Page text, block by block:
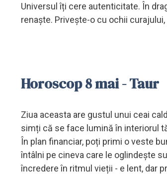
Universul îți cere autenticitate. În
renaște. Privește-o cu ochii
Horoscop 8 mai - Taur
Ziua aceasta are gustul unui ceai
simți că se face lumină în interiorul
În plan financiar, poți primi o veste
întâlni pe cineva care le oglindește
încredere în ritmul vieții - e lent, dar